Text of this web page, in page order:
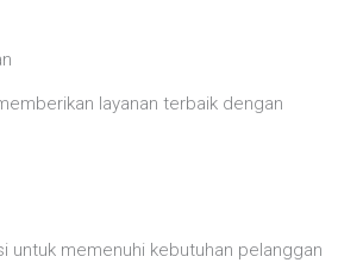
layanan terbaik dengan
untuk memenuhi kebutuhan pelanggan